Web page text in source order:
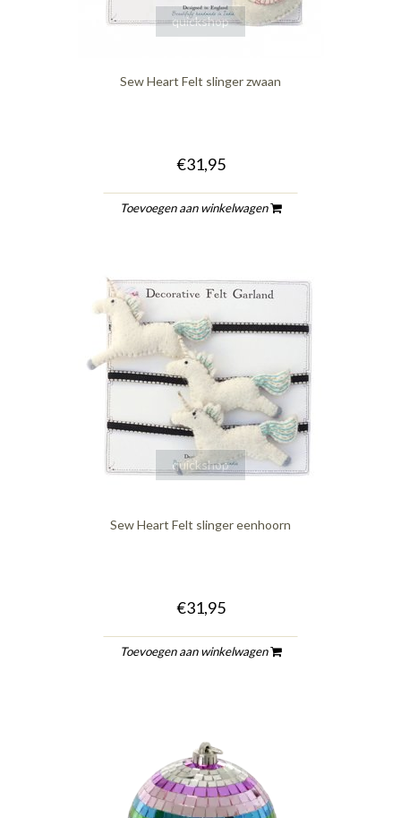
quickshop
Sew Heart Felt slinger zwaan
€31,95
Toevoegen aan winkelwagen
quickshop
Sew Heart Felt slinger eenhoorn
€31,95
Toevoegen aan winkelwagen